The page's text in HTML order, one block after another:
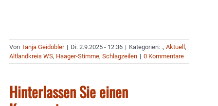
Von Tanja Geidobler | Di. 2.9.2025 - 12:36 | Kategorien: ., Aktuell,
Altlandkreis WS, Haager-Stimme, Schlagzeilen | 0 Kommentare
Hinterlassen Sie einen